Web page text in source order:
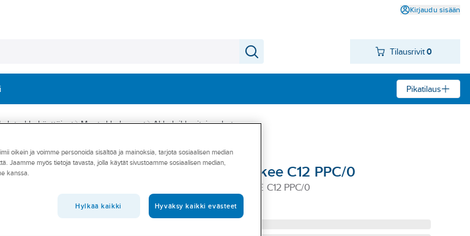
Kirjaudu sisään
Tilausrivit0
Pikatilaus
akkukäyttöiset Muut akkukoneet Akkuleikkurit- ja sahat
MILWAUKEE
Akkumuovileikkuri Milwaukee C12 PPC/0
AKKUMUOVIPUTKILEIKKURI MILWAUKEE C12 PPC/0
476043
Toimittajan tuotenumero: 4933416550
oikein ja voimme personoida sisältöä ja mainoksia, tarjota sosiaalisen median
Jaamme myös tietoja tavasta, jolla käytät sivustoamme sosiaalisen median,
kanssa.
Hylkää kaikki Hyväksy kaikki evästeet